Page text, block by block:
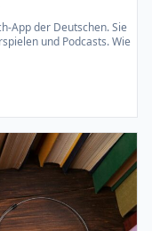
App der Deutschen. Sie
und Podcasts. Wie